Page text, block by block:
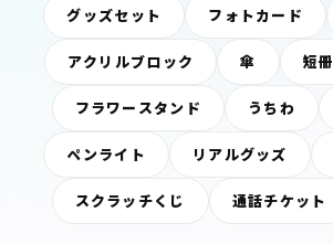
グッズセット フォトカード
アクリルブロック 傘 短冊
フラワースタンド うちわ
ペンライト リアルグッズ
スクラッチくじ 通話チケット